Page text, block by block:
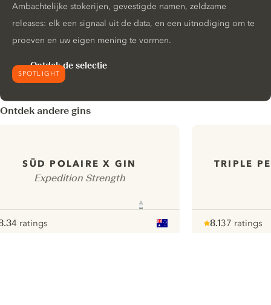
SPOTLIGHT
Ambachtelijke stokerijen, gevestigde namen, zeldzame
releases: elk een signaal uit de data, en een uitnodiging om te
proeven en uw eigen mening te vormen.
Ontdek de selectie
Ontdek andere gins
SÜD POLAIRE X GIN
Expedition Strength
4 ratings
TRIPLE
8.137 ratings